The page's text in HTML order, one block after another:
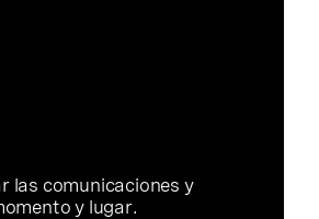
las comunicaciones y
y lugar.